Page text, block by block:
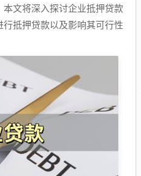
文将深入探讨企业抵押贷款
抵押贷款以及影响其可行性